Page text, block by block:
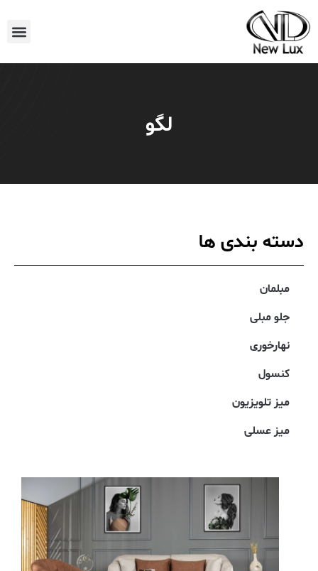
لگو
دسته بندی ها
مبلمان
جلو مبلی
نهارخوری
کنسول
میز تلویزیون
میز عسلی